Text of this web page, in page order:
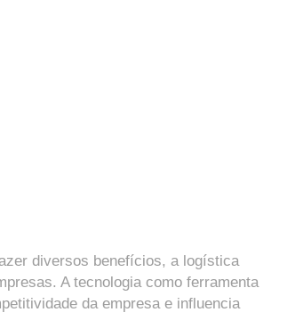
diversos benefícios, a logística
A tecnologia como ferramenta
da empresa e influencia